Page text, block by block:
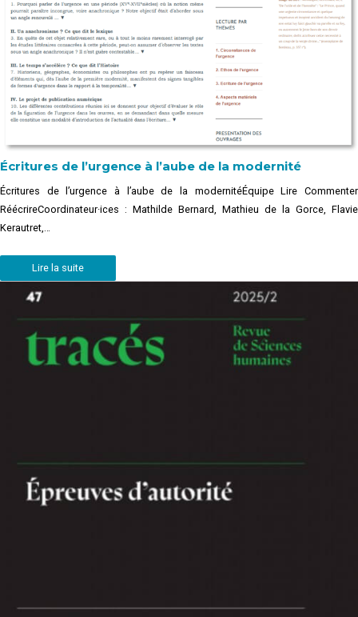
Écritures de l’urgence à l’aube de la modernité
Écritures de l’urgence à l’aube de la modernitéÉquipe Lire Commenter
RéécrireCoordinateur·ices : Mathilde Bernard, Mathieu de la Gorce, Flavie
Kerautret,…
Lire la suite